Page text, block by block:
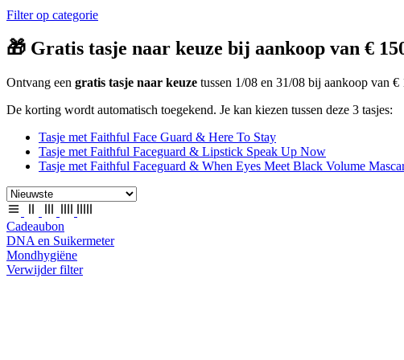
Filter op categorie
🎁 Gratis tasje naar keuze bij aankoop van €
Ontvang een gratis tasje naar keuze tussen 1/08 en 31/08 bij aankoop van €
De korting wordt automatisch toegekend. Je kan kiezen tussen deze 3 tasjes:
Tasje met Faithful Face Guard & Here To Stay
Tasje met Faithful Faceguard & Lipstick Speak Up Now
Tasje met Faithful Faceguard & When Eyes Meet Black Volume
Cadeaubon
DNA en Suikermeter
Mondhygiëne
Verwijder filter